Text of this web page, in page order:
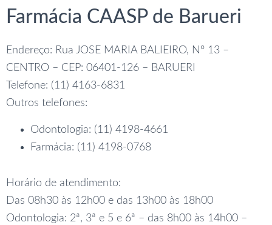
Farmácia CAASP de Barueri
Endereço: Rua JOSE MARIA BALIEIRO, Nº 13 –
CENTRO – CEP: 06401-126 – BARUERI
Telefone: (11) 4163-6831
Outros telefones:
Odontologia: (11) 4198-4661
Farmácia: (11) 4198-0768
Horário de atendimento:
Das 08h30 às 12h00 e das 13h00 às 18h00
Odontologia: 2ª, 3ª e 5 e 6ª – das 8h00 às 14h00 –